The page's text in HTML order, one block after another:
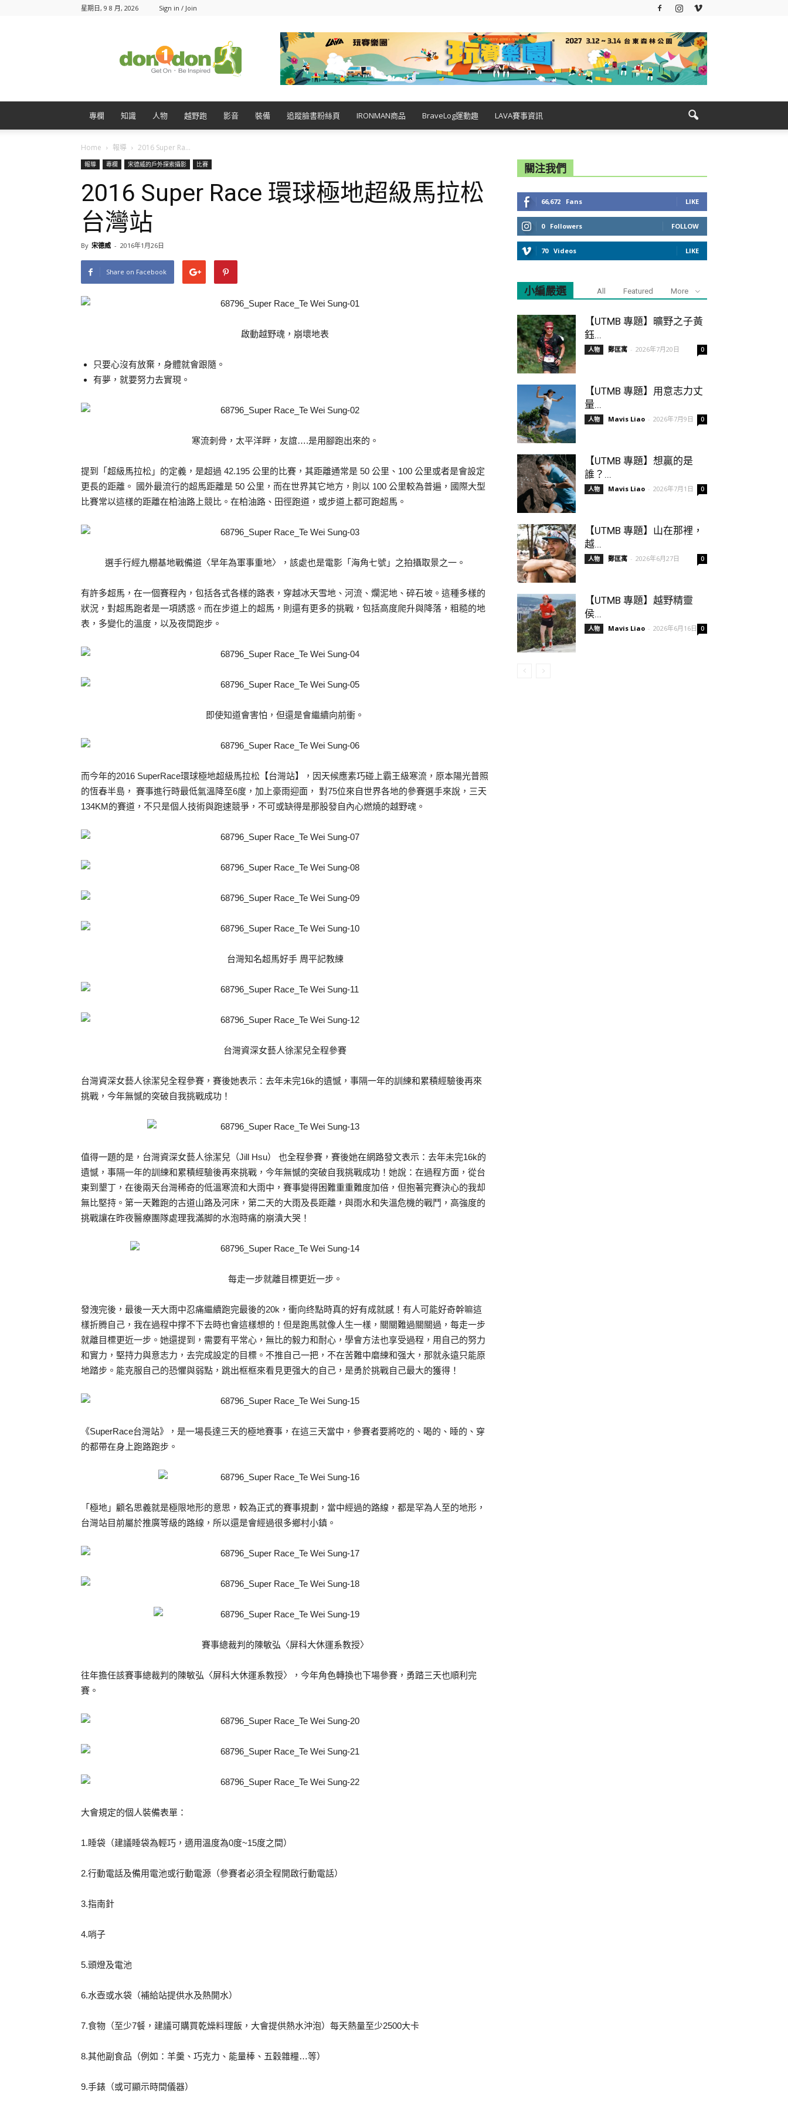
星期日, 9 8 月, 2026 Sign in / Join
專欄 知識 人物 越野跑 影音 裝備 追蹤臉書粉絲頁 IRONMAN商品 BraveLog運動趣 LAVA賽事資訊
Home 報導 2016 Super Ra...
報導 專欄 宋德威的戶外探索攝影 比賽
2016 Super Race 環球極地超級馬拉松
台灣站
By 宋德威 - 2016年1月26日
Share on Facebook
啟動越野魂，崩壞地表
只要心沒有放棄，身體就會跟隨。
有夢，就要努力去實現。
寒流刺骨，太平洋畔，友誼….是用腳跑出來的。
提到「超級馬拉松」的定義，是超過 42.195 公里的比賽，其距離通常是 50 公里、100 公里或者是會設定
更長的距離。 國外最流行的超馬距離是 50 公里，而在世界其它地方，則以 100 公里較為普遍，國際大型
比賽常以這樣的距離在柏油路上競比。在柏油路、田徑跑道，或步道上都可跑超馬。
選手行經九棚基地戰備道〈早年為軍事重地〉，該處也是電影「海角七號」之拍攝取景之一。
有許多超馬，在一個賽程內，包括各式各樣的路表，穿越冰天雪地、河流、爛泥地、碎石坡。這種多樣的
狀況，對超馬跑者是一項誘惑。而在步道上的超馬，則還有更多的挑戰，包括高度爬升與降落，粗糙的地
表，多變化的溫度，以及夜間跑步。
即使知道會害怕，但還是會繼續向前衝。
而今年的2016 SuperRace環球極地超級馬拉松【台灣站】，因天候應素巧碰上霸王級寒流，原本陽光普照
的恆春半島， 賽事進行時最低氣溫降至6度，加上豪雨迎面， 對75位來自世界各地的參賽選手來說，三天
134KM的賽道，不只是個人技術與跑速競爭，不可或缺得是那股發自內心燃燒的越野魂。
台灣知名超馬好手 周平記教練
台灣資深女藝人徐潔兒全程參賽
台灣資深女藝人徐潔兒全程參賽，賽後她表示：去年未完16k的遺憾，事隔一年的訓練和累積經驗後再來
挑戰，今年無憾的突破自我挑戰成功！
值得一題的是，台灣資深女藝人徐潔兒（Jill Hsu） 也全程參賽，賽後她在網路發文表示：去年未完16k的
遺憾，事隔一年的訓練和累積經驗後再來挑戰，今年無憾的突破自我挑戰成功！她說：在過程方面，從台
東到墾丁，在後兩天台灣稀奇的低溫寒流和大雨中，賽事變得困難重重難度加倍，但抱著完賽決心的我却
無比堅持。第一天難跑的古道山路及河床，第二天的大雨及長距離，與雨水和失溫危機的戰鬥，高強度的
挑戰讓在昨夜醫療團隊處理我滿脚的水泡時痛的崩潰大哭！
每走一步就離目標更近一步。
發洩完後，最後一天大雨中忍痛繼續跑完最後的20k，衝向终點時真的好有成就感！有人可能好奇幹嘛這
樣折腾自己，我在過程中撑不下去時也會這樣想的！但是跑馬就像人生一樣，關關難過關關過，每走一步
就離目標更近一步。她還提到，需要有平常心，無比的毅力和耐心，學會方法也享受過程，用自己的努力
和實力，堅持力與意志力，去完成設定的目標。不推自己一把，不在苦難中磨練和强大，那就永遠只能原
地踏步。能克服自己的恐懼與弱點，跳出框框來看見更强大的自己，是勇於挑戰自己最大的獲得！
《SuperRace台灣站》，是一場長達三天的極地賽事，在這三天當中，參賽者要將吃的、喝的、睡的、穿
的都帶在身上跑路跑步。
「極地」顧名思義就是極限地形的意思，較為正式的賽事規劃，當中經過的路線，都是罕為人至的地形，
台灣站目前屬於推廣等級的路線，所以還是會經過很多鄉村小鎮。
賽事總裁判的陳敏弘〈屏科大休運系教授〉
往年擔任該賽事總裁判的陳敏弘〈屏科大休運系教授〉，今年角色轉換也下場參賽，勇踏三天也順利完
賽。
大會規定的個人裝備表單：
1.睡袋（建議睡袋為輕巧，適用溫度為0度~15度之間）
2.行動電話及備用電池或行動電源（參賽者必須全程開啟行動電話）
3.指南針
4.哨子
5.頭燈及電池
6.水壺或水袋（補給站提供水及熱開水）
7.食物（至少7餐，建議可購買乾燥料理飯，大會提供熱水沖泡）每天熱量至少2500大卡
8.其他副食品（例如：羊羹、巧克力、能量棒、五穀雜糧…等）
9.手錶（或可顯示時間儀器）
關注我們
66,672 Fans LIKE
0 Followers FOLLOW
70 Videos LIKE
小編嚴選 All Featured More
【UTMB 專題】曠野之子黃
鈺...
人物 鄭匡寓 - 2026年7月20日 0
【UTMB 專題】用意志力丈
量...
人物 Mavis Liao - 2026年7月9日 0
【UTMB 專題】想贏的是
誰？...
人物 Mavis Liao - 2026年7月1日 0
【UTMB 專題】山在那裡，
越...
人物 鄭匡寓 - 2026年6月27日 0
【UTMB 專題】越野精靈
侯...
人物 Mavis Liao - 2026年6月16日 0